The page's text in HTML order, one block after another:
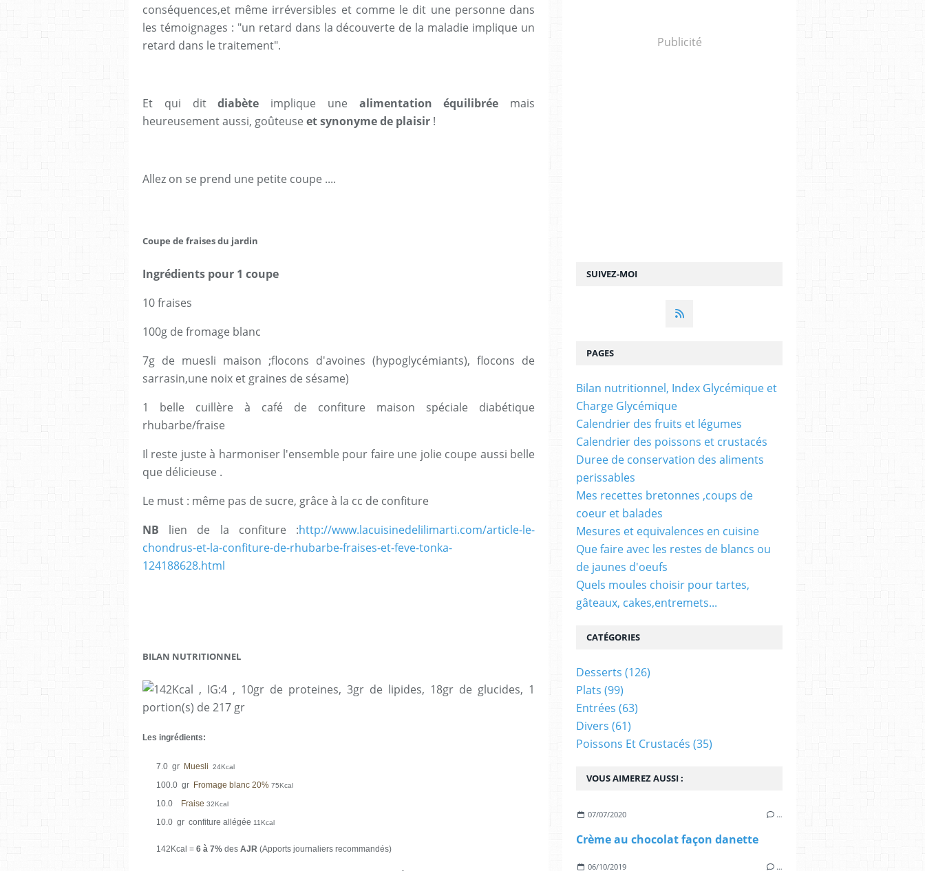
conséquences,et même irréversibles et comme le dit une personne dans
les témoignages : "un retard dans la découverte de la maladie implique un
retard dans le traitement".
Et qui ditdiabète implique une alimentation équilibrée mais
heureusement aussi, goûteuse et synonyme de plaisir !
Allez on se prend une petite coupe ....
Coupe de fraises du jardin
Ingrédients pour 1 coupe
10 fraises
100g de fromage blanc
7g de muesli maison ;flocons d'avoines (hypoglycémiants), flocons de
sarrasin,une noix et graines de sésame)
1 belle cuillère à café de confiture maison spéciale diabétique
rhubarbe/fraise
Il reste juste à harmoniser l'ensemble pour faire une jolie coupe aussi belle
que délicieuse .
Le must : même pas de sucre, grâce à la cc de confiture
NB lien de la confiture :http://www.lacuisinedelilimarti.com/article-le-
chondrus-et-la-confiture-de-rhubarbe-fraises-et-feve-tonka-
124188628.html
BILAN NUTRITIONNEL
Les ingrédients:
7.0 gr Muesli 24Kcal
100.0 gr Fromage blanc 20% 75Kcal
10.0 Fraise 32Kcal
10.0 gr confiture allégée 11Kcal
142Kcal = 6 à 7% des AJR (Apports journaliers recommandés)
SUIVEZ-MOI
Publicité
VOUS AIMEREZ AUSSI :
07/07/2020 …
Crème au chocolat façon danette
06/10/2019 …
PAGES
Bilan nutritionnel, Index Glycémique et
Charge Glycémique
Calendrier des fruits et légumes
Calendrier des poissons et crustacés
Duree de conservation des aliments
perissables
Mes recettes bretonnes ,coups de
coeur et balades
Mesures et equivalences en cuisine
Que faire avec les restes de blancs ou
de jaunes d'oeufs
Quels moules choisir pour tartes,
gâteaux, cakes,entremets...
CATÉGORIES
Desserts (126)
Plats (99)
Entrées (63)
Divers (61)
Poissons Et Crustacés (35)